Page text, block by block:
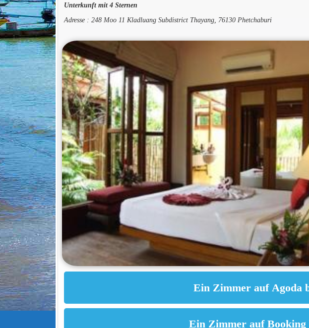
Unterkunft mit 4 Sternen
Adresse : 248 Moo 11 Kladluang Subdistrict Thayang, 76130 Phetchaburi